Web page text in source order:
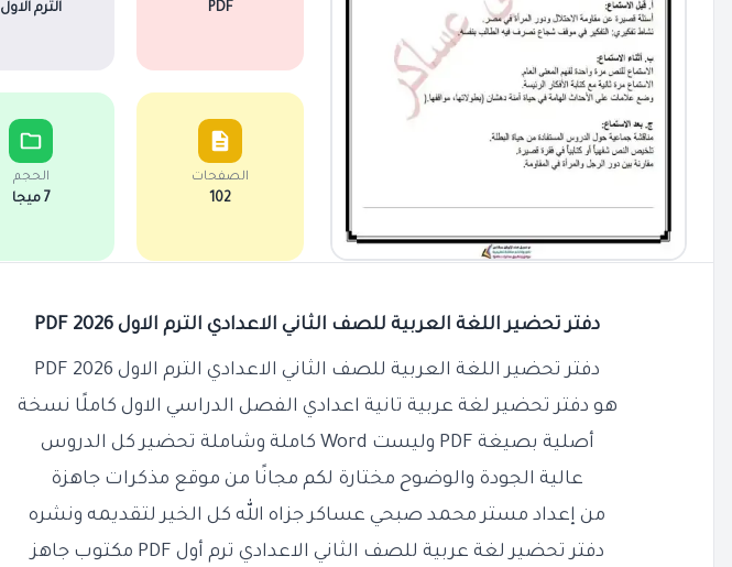
PDF الترم الاول
الصفحات
102
الحجم
7 ميجا
دفتر تحضير اللغة العربية للصف الثاني الاعدادي الترم الاول 2026 PDF
دفتر تحضير اللغة العربية للصف الثاني الاعدادي الترم الاول 2026 PDF
هو دفتر تحضير لغة عربية تانية اعدادي الفصل الدراسي الاول كاملًا نسخة
أصلية بصيغة PDF وليست Word كاملة وشاملة تحضير كل الدروس
عالية الجودة والوضوح مختارة لكم مجانًا من موقع مذكرات جاهزة
من إعداد مستر محمد صبحي عساكر جزاه الله كل الخير لتقديمه ونشره
دفتر تحضير لغة عربية للصف الثاني الاعدادي ترم أول PDF مكتوب جاهز